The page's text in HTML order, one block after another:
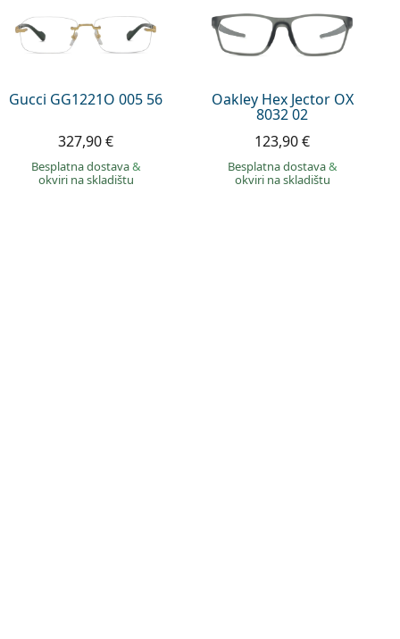
Gucci GG1221O 005 56
327,90 €
Besplatna dostava&
okviri na skladištu
Oakley Hex Jector OX
8032 02
123,90 €
Besplatna dostava&
okviri na skladištu